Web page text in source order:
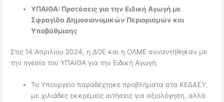
ΥΠΑΙΘΑ: Προτάσεις για την Ειδική Αγωγή με
Σφραγίδα Δημοσιονομικών Περιορισμών και
Υποβάθμισης
Στις 14 Απριλίου 2024, η ΔΟΕ και η ΟΛΜΕ συναντήθηκαν με
την ηγεσία του ΥΠΑΙΘΑ για την Ειδική Αγωγή.
Το Υπουργείο παραδέχτηκε προβλήματα στα ΚΕΔΑΣΥ,
με χιλιάδες εκκρεμείς αιτήσεις για αξιολόγηση, αλλά